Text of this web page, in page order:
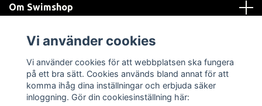
Om Swimshop
Kundtjänst
Sociala medier
Vi använder cookies
Vi använder cookies för att webbplatsen ska fungera
på ett bra sätt. Cookies används bland annat för att
komma ihåg dina inställningar och erbjuda säker
inloggning. Gör din cookiesinställning här: